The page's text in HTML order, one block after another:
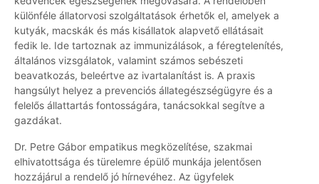
különféle állatorvosi szolgáltatások érhetők el, amelyek a
kutyák, macskák és más kisállatok alapvető ellátásait
fedik le. Ide tartoznak az immunizálások, a féregtelenítés,
általános vizsgálatok, valamint számos sebészeti
beavatkozás, beleértve az ivartalanítást is. A praxis
hangsúlyt helyez a prevenciós állategészségügyre és a
felelős állattartás fontosságára, tanácsokkal segítve a
gazdákat.
Dr. Petre Gábor empatikus megközelítése, szakmai
elhivatottsága és türelemre épülő munkája jelentősen
hozzájárul a rendelő jó hírnevéhez. Az ügyfelek